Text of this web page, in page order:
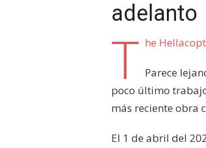
adelanto
T he
Parece
poco último
más reciente obra
El 1 de abril del